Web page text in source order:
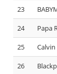
23
24 Papa
25 ⁠Calvin
26